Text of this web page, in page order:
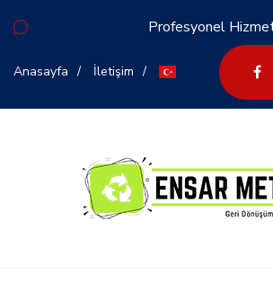
Profesyonel
Anasayfa İletişim